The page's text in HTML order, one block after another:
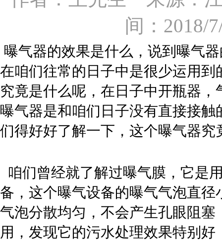
间：2018/
曝气器的效果是什么，说到曝气
在咱们往常的日子中是很少运用
究竟是什么呢，在日子中开瓶器
曝气器是和咱们日子没有直接接
们得好好了解一下，这个曝气器究
咱们曾经就了解过曝气膜，它是
备，这个曝气设备的曝气气泡直
气泡分散均匀，不会产生孔眼阻
用，发现它的污水处理效果特别